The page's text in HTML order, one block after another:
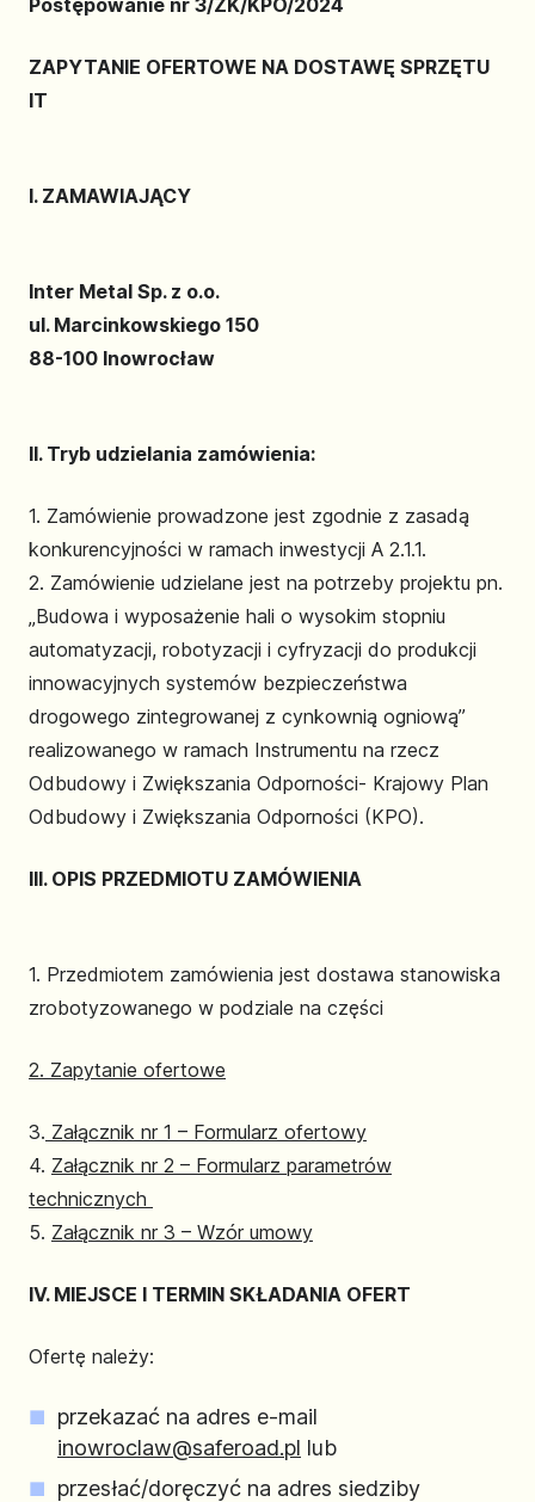
ZAPYTANIE OFERTOWE NA DOSTAWĘ SPRZĘTU
IT
I. ZAMAWIAJĄCY
Inter Metal Sp. z o.o.
ul. Marcinkowskiego 150
88-100 Inowrocław
II. Tryb udzielania zamówienia:
1. Zamówienie prowadzone jest zgodnie z zasadą
konkurencyjności w ramach inwestycji A 2.1.1.
2. Zamówienie udzielane jest na potrzeby projektu pn.
„Budowa i wyposażenie hali o wysokim stopniu
automatyzacji, robotyzacji i cyfryzacji do produkcji
innowacyjnych systemów bezpieczeństwa
drogowego zintegrowanej z cynkownią ogniową”
realizowanego w ramach Instrumentu na rzecz
Odbudowy i Zwiększania Odporności- Krajowy Plan
Odbudowy i Zwiększania Odporności (KPO).
III. OPIS PRZEDMIOTU ZAMÓWIENIA
1. Przedmiotem zamówienia jest dostawa stanowiska
zrobotyzowanego w podziale na części
2. Zapytanie ofertowe
3. Załącznik nr 1 – Formularz ofertowy
4. Załącznik nr 2 – Formularz parametrów
technicznych
5. Załącznik nr 3 – Wzór umowy
IV. MIEJSCE I TERMIN SKŁADANIA OFERT
Ofertę należy:
przekazać na adres e-mail
inowroclaw@saferoad.pl lub
przesłać/doręczyć na adres siedziby